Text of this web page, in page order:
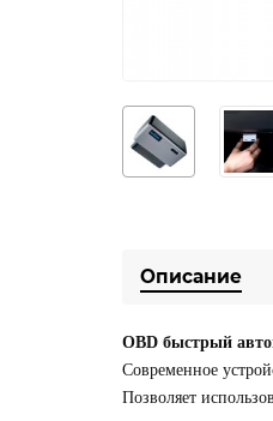
Описание
OBD быстрый
Современное
Позволяет